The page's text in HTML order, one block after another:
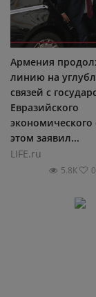
Армения
линию на
связей с
Евразийского
этом заявил...
LIFE.ru
5.8К